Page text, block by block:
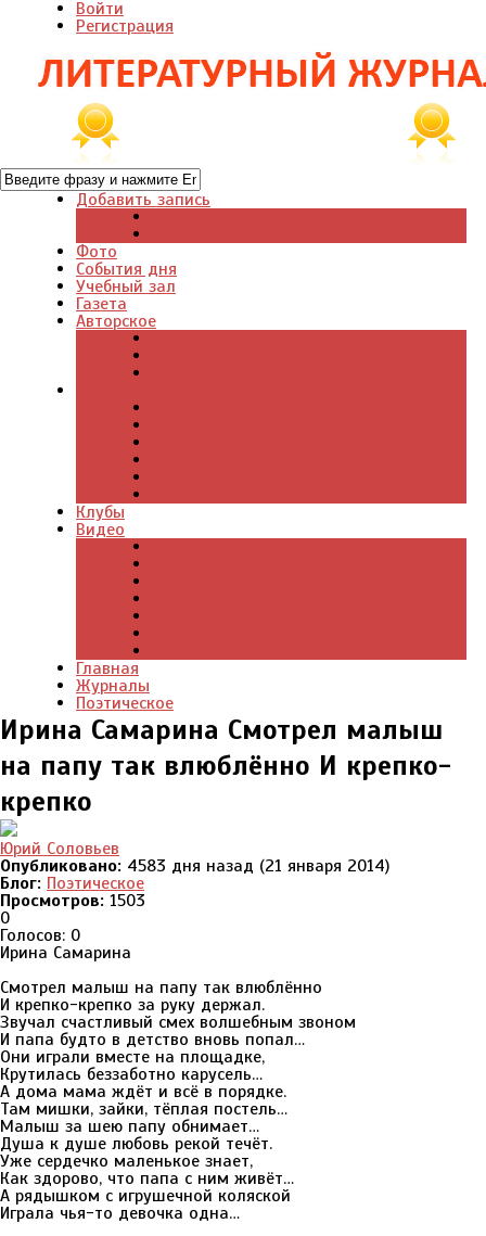
Войти
Регистрация
Добавить запись
Фото
События дня
Учебный зал
Газета
Авторское
Клубы
Видео
Главная
Журналы
Поэтическое
Ирина Самарина Смотрел малыш
на папу так влюблённо И крепко-
крепко
Юрий Соловьев
Опубликовано: 4583 дня назад (21 января 2014)
Блог: Поэтическое
Просмотров: 1503
0
Голосов: 0
Ирина Самарина
Смотрел малыш на папу так влюблённо
И крепко-крепко за руку держал.
Звучал счастливый смех волшебным звоном
И папа будто в детство вновь попал…
Они играли вместе на площадке,
Крутилась беззаботно карусель…
А дома мама ждёт и всё в порядке.
Там мишки, зайки, тёплая постель…
Малыш за шею папу обнимает…
Душа к душе любовь рекой течёт.
Уже сердечко маленькое знает,
Как здорово, что папа с ним живёт…
А рядышком с игрушечной коляской
Играла чья-то девочка одна…